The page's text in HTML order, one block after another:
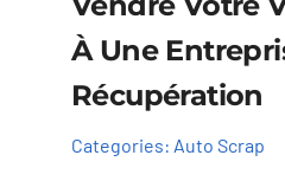
À Une
Récupération
Categories: Auto Scrap